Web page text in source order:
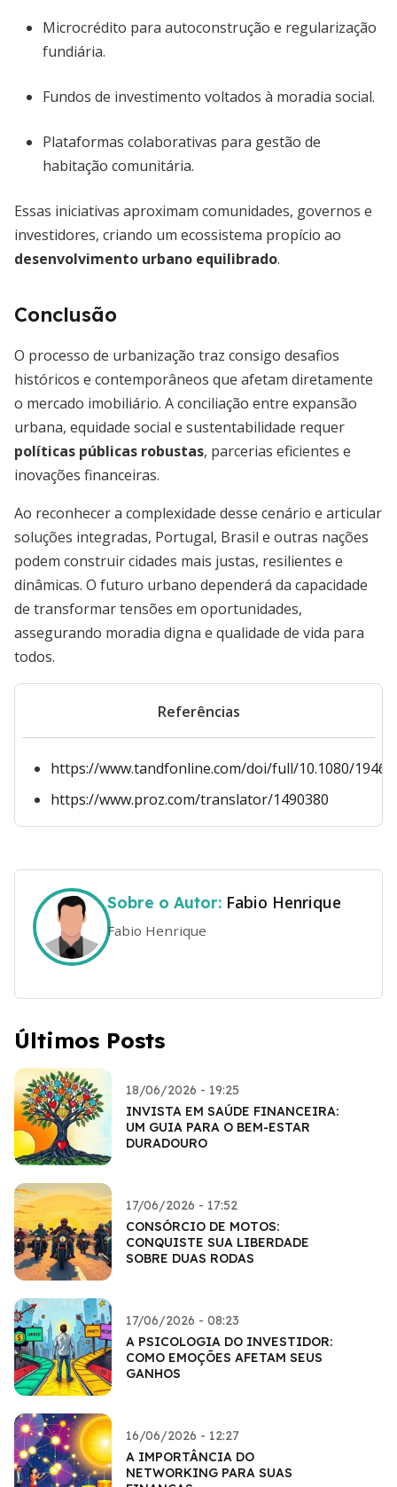
Microcrédito para autoconstrução e regularização
fundiária.
Fundos de investimento voltados à moradia social.
Plataformas colaborativas para gestão de
habitação comunitária.
Essas iniciativas aproximam comunidades, governos e
investidores, criando um ecossistema propício ao
desenvolvimento urbano equilibrado.
Conclusão
O processo de urbanização traz consigo desafios
históricos e contemporâneos que afetam diretamente
o mercado imobiliário. A conciliação entre expansão
urbana, equidade social e sustentabilidade requer
políticas públicas robustas, parcerias eficientes e
inovações financeiras.
Ao reconhecer a complexidade desse cenário e articular
soluções integradas, Portugal, Brasil e outras nações
podem construir cidades mais justas, resilientes e
dinâmicas. O futuro urbano dependerá da capacidade
de transformar tensões em oportunidades,
assegurando moradia digna e qualidade de vida para
todos.
Referências
https://www.tandfonline.com/doi/full/10.1080/
https://www.proz.com/translator/1490380
Sobre o Autor: Fabio Henrique
Fabio Henrique
Últimos Posts
18/06/2026 - 19:25
INVISTA EM SAÚDE FINANCEIRA:
UM GUIA PARA O BEM-ESTAR
DURADOURO
17/06/2026 - 17:52
CONSÓRCIO DE MOTOS:
CONQUISTE SUA LIBERDADE
SOBRE DUAS RODAS
17/06/2026 - 08:23
A PSICOLOGIA DO INVESTIDOR:
COMO EMOÇÕES AFETAM SEUS
GANHOS
16/06/2026 - 12:27
A IMPORTÂNCIA DO
NETWORKING PARA SUAS